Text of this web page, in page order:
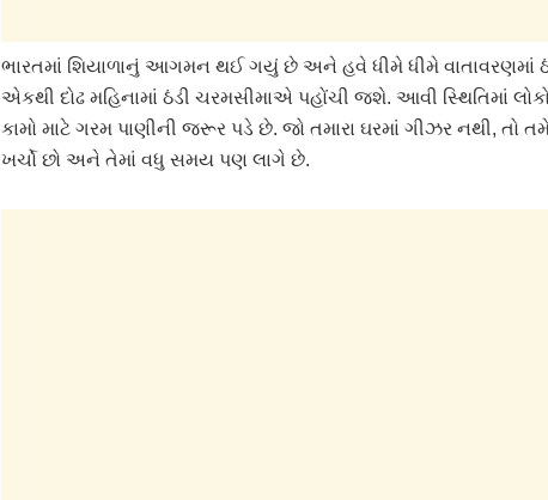
ભારતમાં શિયાળાનું આગમન થઈ ગયું છે અને હવે ધીમે ધીમે વાતાવરણમાં
એકથી દોઢ મહિનામાં ઠંડી ચરમસીમાએ પહોંચી જશે. આવી સ્થિતિમાં
કામો માટે ગરમ પાણીની જરૂર પડે છે. જો તમારા ઘરમાં ગીઝર નથી, તો
ખર્ચો છો અને તેમાં વધુ સમય પણ લાગે છે.